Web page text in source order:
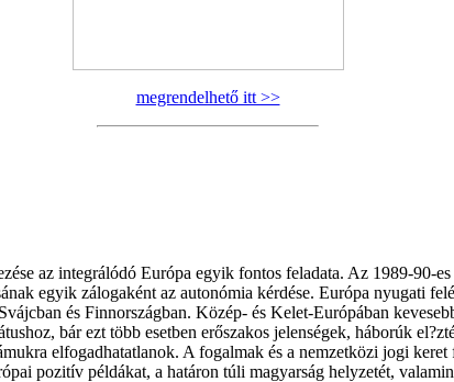
megrendelhető itt >>
az integrálódó Európa egyik fontos feladata. Az 1989-90-
egyik zálogaként az autonómia kérdése. Európa nyugati
és Finnországban. Közép- és Kelet-Európában
bár ezt több esetben erőszakos jelenségek, háborúk
elfogadhatatlanok. A fogalmak és a nemzetközi jogi
pozitív példákat, a határon túli magyarság helyzetét,